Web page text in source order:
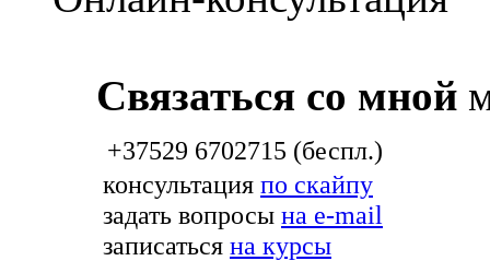
Связаться со мной
+37529 6702715 (беспл.)
консультация по скайпу
задать вопросы на e-mail
записаться на курсы